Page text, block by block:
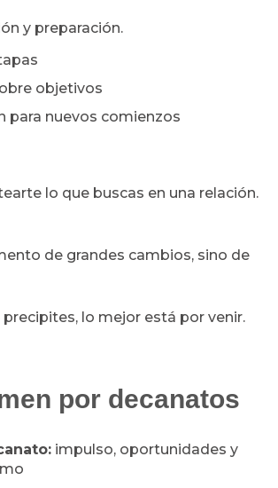
y preparación.
objetivos
para nuevos comienzos
lo que buscas en una relación.
de grandes cambios, sino de
lo mejor está por venir.
por decanatos
impulso, oportunidades y